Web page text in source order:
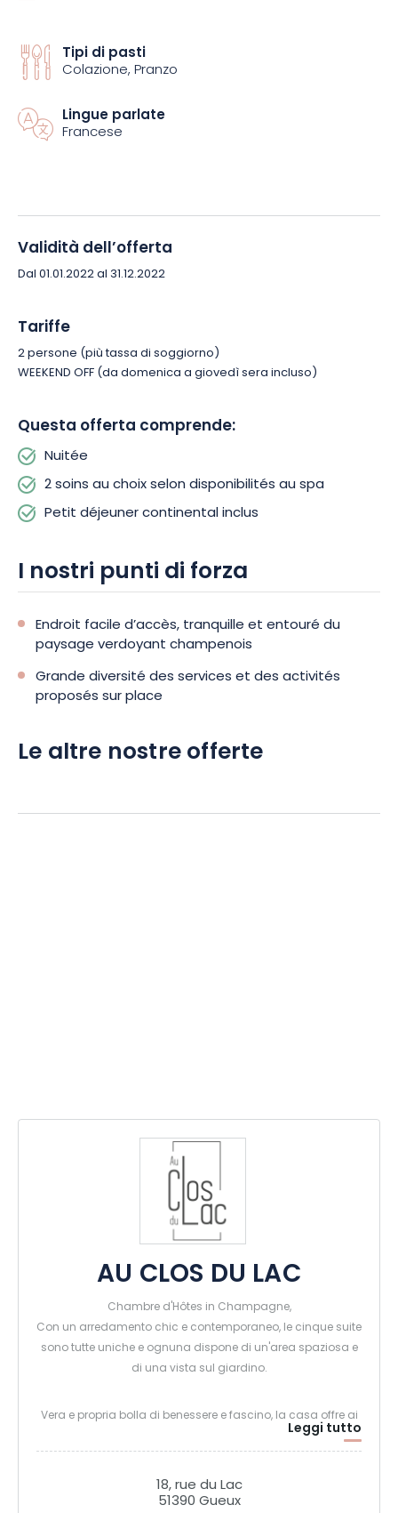
persone, con tutti i servizi necessari per un soggiorno
piacevole. Godrete di un’accoglienza personalizzata fin dal
Questa pausa di relax comprende anche trattamenti
– La Grande Cuvée, tonificante ed energetico;
– La Cuvée Spéciale, antistress e ansiolitico, e
– Le Millésime, trattamenti per le mamme in attesa.
Dopo questo trattamento frizzante, concedetevi le varie
attività disponibili nella tenuta e nei dintorni. Perché non
visitare la boutique dell’hotel? La cantina di champagne e vini
è ricca di annate prestigiose, che potrete gustare insieme nel
Tipi di pasti
Colazione, Pranzo
Lingue parlate
Francese
Validità dell’offerta
Dal 01.01.2022 al 31.12.2022
Tariffe
2 persone (più tassa di soggiorno)
WEEKEND OFF (da domenica a giovedì sera incluso)
Questa offerta comprende:
Nuitée
2 soins au choix selon disponibilités au spa
Petit déjeuner continental inclus
I nostri punti di forza
Endroit facile d’accès, tranquille et entouré du
paysage verdoyant champenois
Grande diversité des services et des activités
proposés sur place
Le altre nostre offerte
AU CLOS DU LAC
Chambre d'Hôtes in Champagne,
Con un arredamento chic e contemporaneo, le cinque suite
sono tutte uniche e ognuna dispone di un'area spaziosa e
di una vista sul giardino.
Vera e propria bolla di benessere e fascino, la casa offre ai
suoi ospiti un piacevole soggiorno in Champagne.
Servizi e strutture :
- 5 camere per gli ospiti
Leggi tutto
18, rue du Lac
51390 Gueux